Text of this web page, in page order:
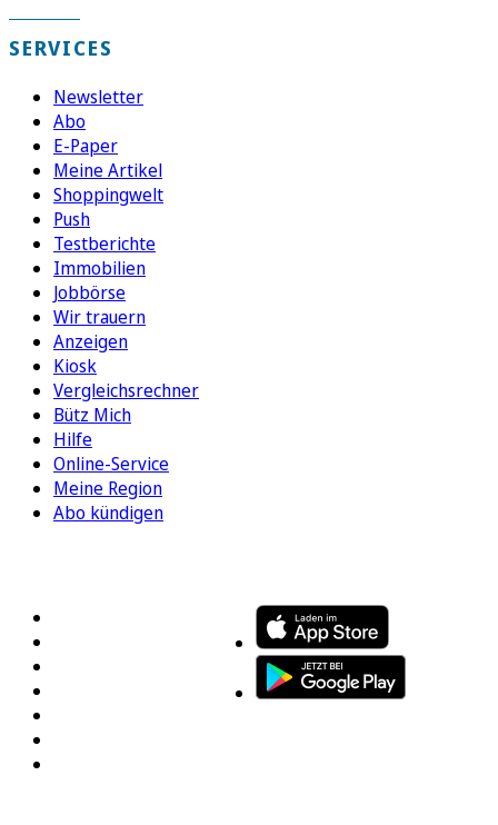
SERVICES
Newsletter
Abo
E-Paper
Meine Artikel
Shoppingwelt
Push
Testberichte
Immobilien
Jobbörse
Wir trauern
Anzeigen
Kiosk
Vergleichsrechner
Bütz Mich
Hilfe
Online-Service
Meine Region
Abo kündigen